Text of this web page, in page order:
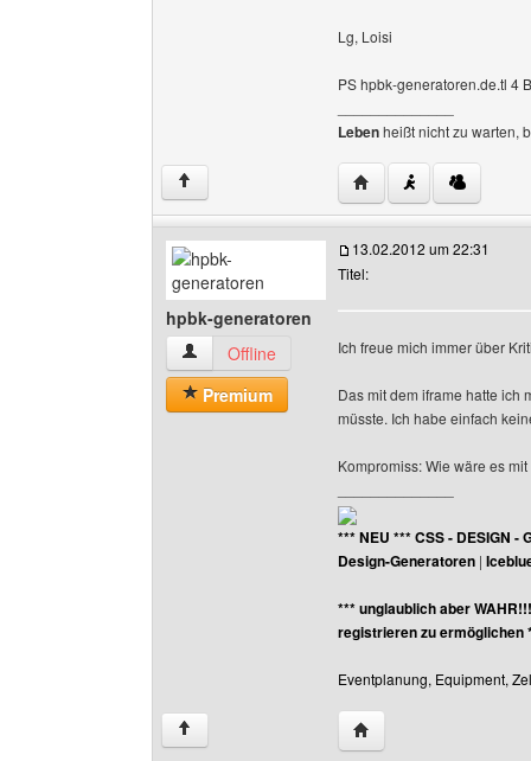
Lg, Loisi
PS hpbk-generatoren.de.tl 4
Lebenheißt nicht zu warten,
↑ Website dieses
hpbk-generatoren
hpbk-generatoren Benutzer-Profile anzeigen
Offline
Premium
13.02.2012 um 22:31
Titel:
Ich freue mich immer über
Das mit dem iframe hatte ich
müsste. Ich habe einfach
Kompromiss: Wie wäre es
*** NEU *** CSS - DESIGN -
Design-Generatoren |
*** unglaublich aber
registrieren zu ermöglichen
Eventplanung, Equipment,
↑ Website dieses